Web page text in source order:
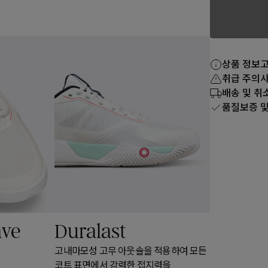
Duralast
고내마모성 고무 아웃솔을 적용하여 모든
코트 표면에서 강력한 접지력을
상품 정보
취급 주의
배송 및 취
품질보증